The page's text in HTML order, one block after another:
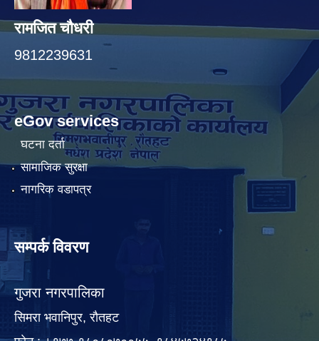
रामजित चौधरी
9812239631
eGov services
घटना दर्ता
सामाजिक सुरक्षा
नागरिक वडापत्र
सम्पर्क विवरण
गुजरा नगरपालिका
सिमरा भवानिपुर, राैतहट